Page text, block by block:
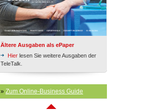
Ältere Ausgaben als ePaper
Hier lesen Sie weitere Ausgaben der
TeleTalk.
» Zum Online-Business Guide
Inbound